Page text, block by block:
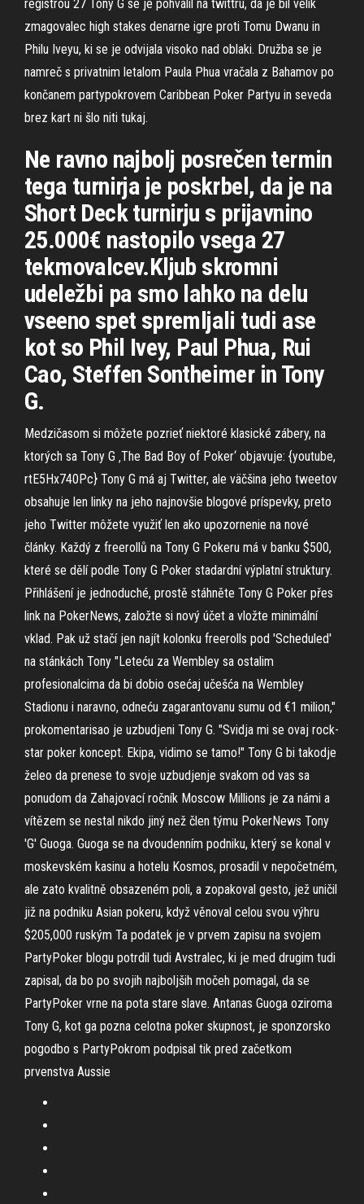
registrou 27 Tony G se je pohvalil na twittru, da je bil velik
zmagovalec high stakes denarne igre proti Tomu Dwanu in
Philu Iveyu, ki se je odvijala visoko nad oblaki. Družba se je
namreč s privatnim letalom Paula Phua vračala z Bahamov po
končanem partypokrovem Caribbean Poker Partyu in seveda
brez kart ni šlo niti tukaj.
Ne ravno najbolj posrečen termin
tega turnirja je poskrbel, da je na
Short Deck turnirju s prijavnino
25.000€ nastopilo vsega 27
tekmovalcev.Kljub skromni
udeležbi pa smo lahko na delu
vseeno spet spremljali tudi ase
kot so Phil Ivey, Paul Phua, Rui
Cao, Steffen Sontheimer in Tony
G.
Medzičasom si môžete pozrieť niektoré klasické zábery, na
ktorých sa Tony G ‚The Bad Boy of Poker‘ objavuje: {youtube,
rtE5Hx740Pc} Tony G má aj Twitter, ale väčšina jeho tweetov
obsahuje len linky na jeho najnovšie blogové príspevky, preto
jeho Twitter môžete využiť len ako upozornenie na nové
články. Každý z freerollů na Tony G Pokeru má v banku $500,
které se dělí podle Tony G Poker stadardní výplatní struktury.
Přihlášení je jednoduché, prostě stáhněte Tony G Poker přes
link na PokerNews, založte si nový účet a vložte minimální
vklad. Pak už stačí jen najít kolonku freerolls pod 'Scheduled'
na stánkách Tony "Leteću za Wembley sa ostalim
profesionalcima da bi dobio osećaj učešća na Wembley
Stadionu i naravno, odneću zagarantovanu sumu od €1 milion,"
prokomentarisao je uzbudjeni Tony G. "Svidja mi se ovaj rock-
star poker koncept. Ekipa, vidimo se tamo!" Tony G bi takodje
želeo da prenese to svoje uzbudjenje svakom od vas sa
ponudom da Zahajovací ročník Moscow Millions je za námi a
vítězem se nestal nikdo jiný než člen týmu PokerNews Tony
'G' Guoga. Guoga se na dvoudenním podniku, který se konal v
moskevském kasinu a hotelu Kosmos, prosadil v nepočetném,
ale zato kvalitně obsazeném poli, a zopakoval gesto, jež uničil
již na podniku Asian pokeru, když věnoval celou svou výhru
$205,000 ruským Ta podatek je v prvem zapisu na svojem
PartyPoker blogu potrdil tudi Avstralec, ki je med drugim tudi
zapisal, da bo po svojih najboljših močeh pomagal, da se
PartyPoker vrne na pota stare slave. Antanas Guoga oziroma
Tony G, kot ga pozna celotna poker skupnost, je sponzorsko
pogodbo s PartyPokrom podpisal tik pred začetkom
prvenstva Aussie